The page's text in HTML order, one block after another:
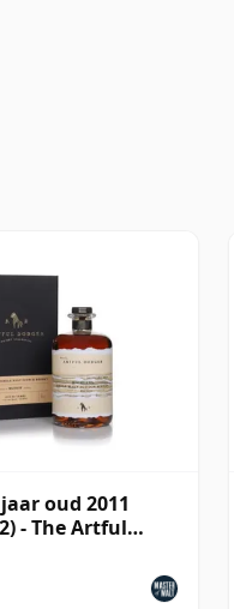
oud 2011
- The Artful